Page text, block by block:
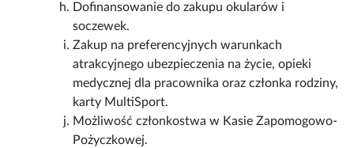
Dofinansowanie do zakupu okularów i
soczewek.
Zakup na preferencyjnych warunkach
atrakcyjnego ubezpieczenia na życie, opieki
medycznej dla pracownika oraz członka rodziny,
karty MultiSport.
Możliwość członkostwa w Kasie Zapomogowo-
Pożyczkowej.